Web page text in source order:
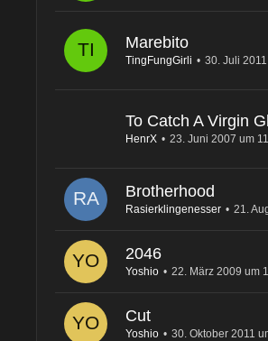
Marebito
TingFungGirli 30. Juli
To Catch A Virgin
HenrX 23. Juni 2007 um
Brotherhood
Rasierklingenesser 21.
2046
Yoshio 22. März 2009 um
Cut
Yoshio 30. Oktober 2011